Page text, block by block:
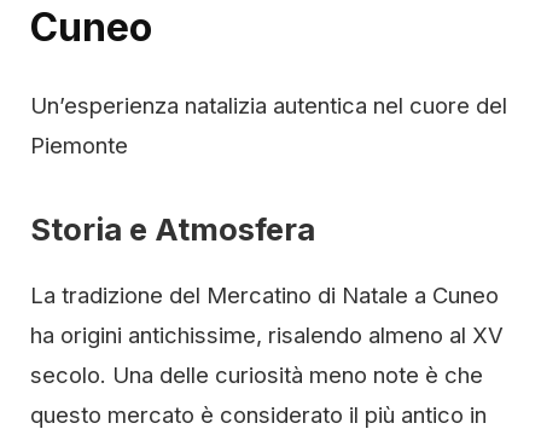
Cuneo
Un’esperienza natalizia autentica nel cuore del
Piemonte
Storia e Atmosfera
La tradizione del Mercatino di Natale a Cuneo
ha origini antichissime, risalendo almeno al XV
secolo. Una delle curiosità meno note è che
questo mercato è considerato il più antico in